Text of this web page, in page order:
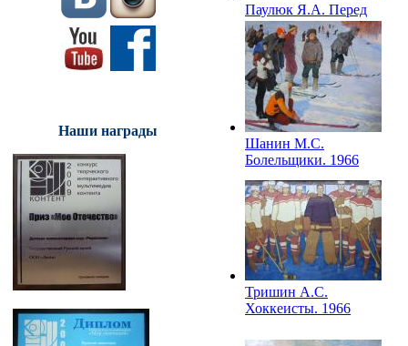
Наши награды
Паулюк Я.А. Перед
стартом. Яхты. 1966
Шанин М.С.
Болельщики. 1966
Тришин А.С.
Хоккеисты. 1966